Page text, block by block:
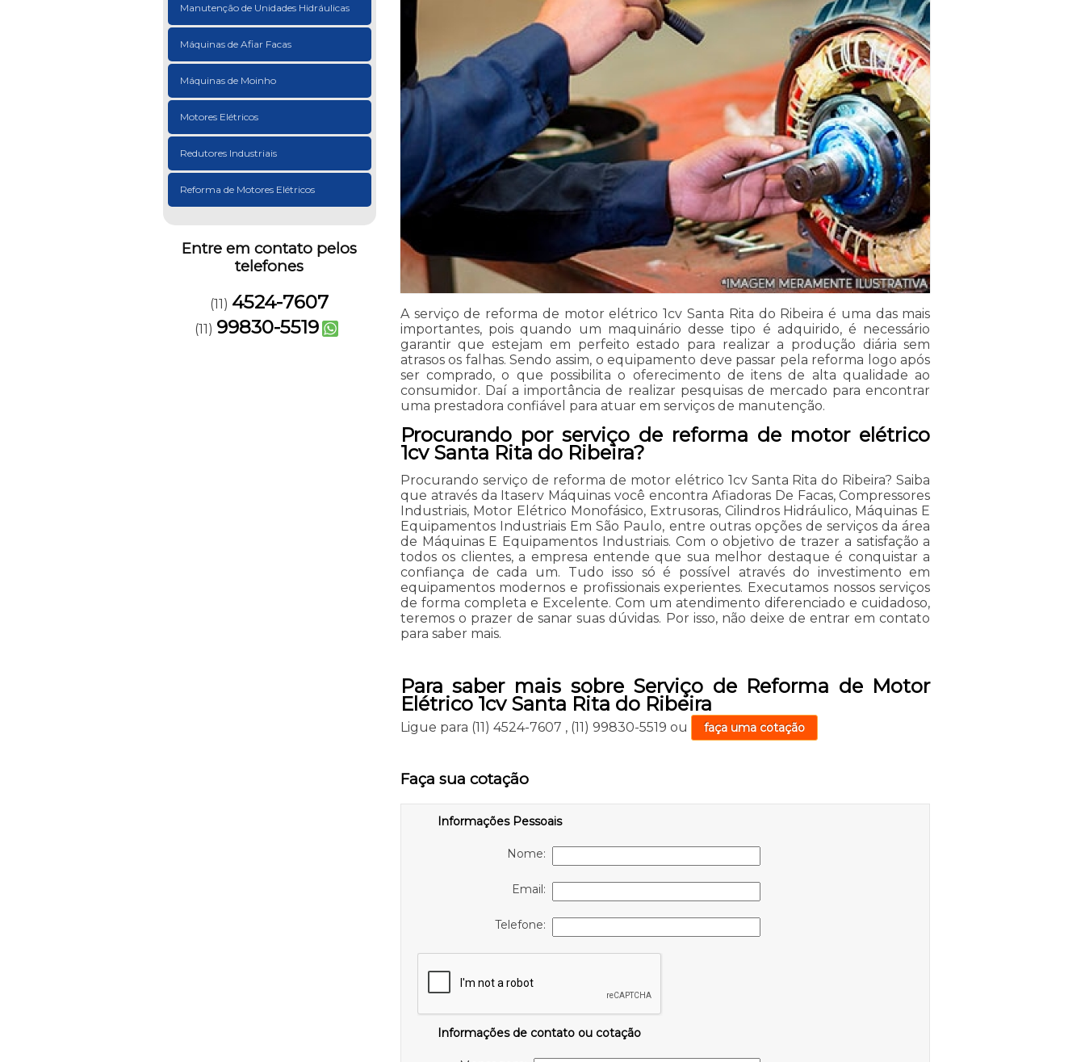
Manutenção de Unidades Hidráulicas
Máquinas de Afiar Facas
Máquinas de Moinho
Motores Elétricos
Redutores Industriais
Reforma de Motores Elétricos
Entre em contato pelos
telefones
(11) 4524-7607
(11) 99830-5519
A serviço de reforma de motor elétrico 1cv Santa Rita do Ribeira é uma das mais
importantes, pois quando um maquinário desse tipo é adquirido, é necessário
garantir que estejam em perfeito estado para realizar a produção diária sem
atrasos os falhas. Sendo assim, o equipamento deve passar pela reforma logo após
ser comprado, o que possibilita o oferecimento de itens de alta qualidade ao
consumidor. Daí a importância de realizar pesquisas de mercado para encontrar
uma prestadora confiável para atuar em serviços de manutenção.
Procurando por serviço de reforma de motor elétrico
1cv Santa Rita do Ribeira?
Procurando serviço de reforma de motor elétrico 1cv Santa Rita do Ribeira? Saiba
que através da Itaserv Máquinas você encontra Afiadoras De Facas, Compressores
Industriais, Motor Elétrico Monofásico, Extrusoras, Cilindros Hidráulico, Máquinas E
Equipamentos Industriais Em São Paulo, entre outras opções de serviços da área
de Máquinas E Equipamentos Industriais. Com o objetivo de trazer a satisfação a
todos os clientes, a empresa entende que sua melhor destaque é conquistar a
confiança de cada um. Tudo isso só é possível através do investimento em
equipamentos modernos e profissionais experientes. Executamos nossos serviços
de forma completa e Excelente. Com um atendimento diferenciado e cuidadoso,
teremos o prazer de sanar suas dúvidas. Por isso, não deixe de entrar em contato
para saber mais.
Para saber mais sobre Serviço de Reforma de Motor
Elétrico 1cv Santa Rita do Ribeira
Ligue para (11) 4524-7607 , (11) 99830-5519 ou faça uma cotação
Faça sua cotação
Informações Pessoais
Nome:
Email:
Telefone:
Informações de contato ou cotação